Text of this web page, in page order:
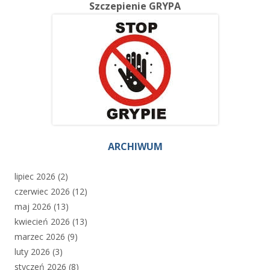
Szczepienie GRYPA
ARCHIWUM
lipiec 2026 (2)
czerwiec 2026 (12)
maj 2026 (13)
kwiecień 2026 (13)
marzec 2026 (9)
luty 2026 (3)
styczeń 2026 (8)